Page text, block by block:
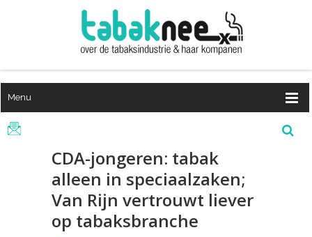
Menu
CDA-jongeren: tabak
alleen in speciaalzaken;
Van Rijn vertrouwt liever
op tabaksbranche